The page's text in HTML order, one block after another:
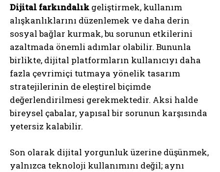
Dijital farkındalık geliştirmek, kullanım
alışkanlıklarını düzenlemek ve daha derin
sosyal bağlar kurmak, bu sorunun etkilerini
azaltmada önemli adımlar olabilir. Bununla
birlikte, dijital platformların kullanıcıyı daha
fazla çevrimiçi tutmaya yönelik tasarım
stratejilerinin de eleştirel biçimde
değerlendirilmesi gerekmektedir. Aksi halde
bireysel çabalar, yapısal bir sorunun karşısında
yetersiz kalabilir.
Son olarak dijital yorgunluk üzerine düşünmek,
yalnızca teknoloji kullanımını değil; aynı